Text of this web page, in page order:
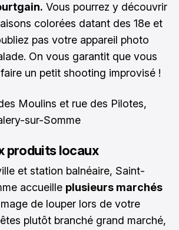
Vous pourrez y découvrir
colorées datant des 18e et
pas votre appareil photo
On vous garantit que vous
un petit shooting improvisé !
Moulins et rue des Pilotes,
sur-Somme
produits locaux
et station balnéaire, Saint-
accueille plusieurs marchés
de louper lors de votre
plutôt branché grand marché,